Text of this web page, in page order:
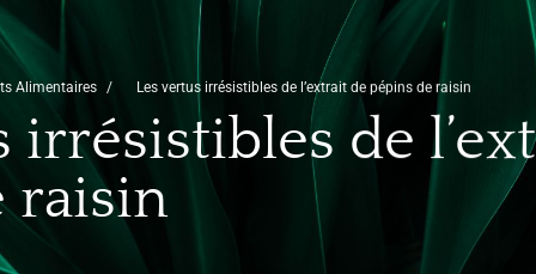
Alimentaires Les vertus irrésistibles de l’extrait de pépins de raisin
irrésistibles de
raisin